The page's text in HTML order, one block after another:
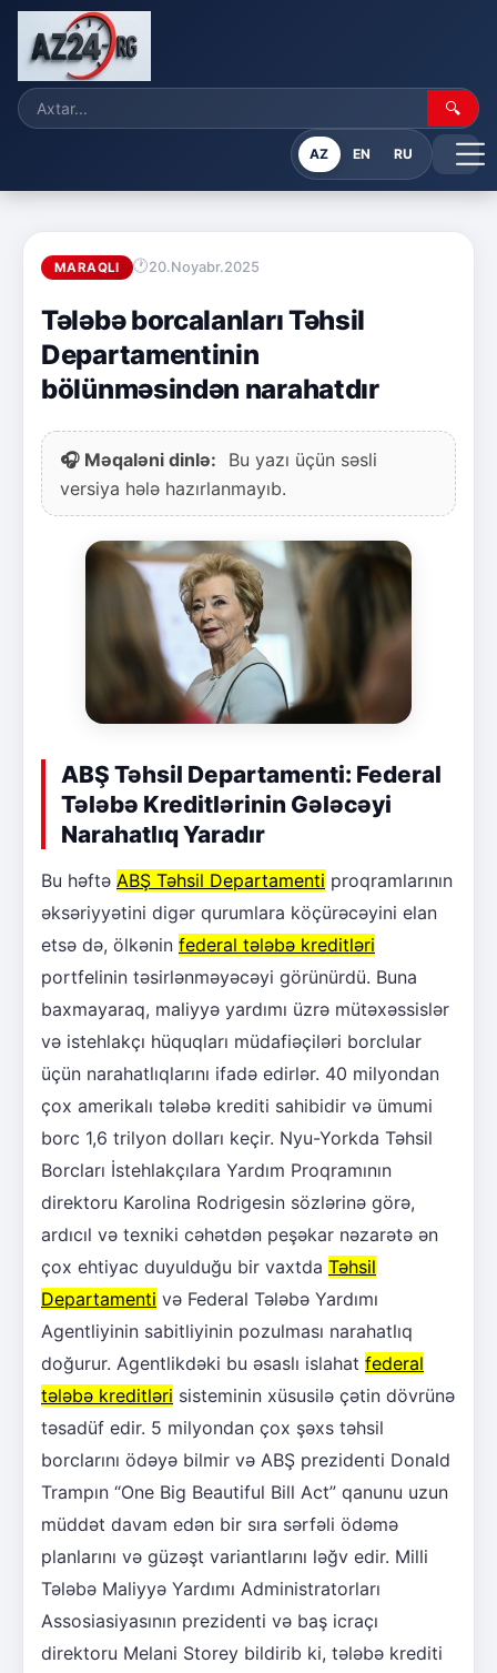
🔍
AZ EN RU
MARAQLI 20.Noyabr.2025
Tələbə borcalanları Təhsil
Departamentinin
bölünməsindən narahatdır
🎧 Məqaləni dinlə:
Bu yazı üçün səsli
versiya hələ hazırlanmayıb.
ABŞ Təhsil Departamenti: Federal
Tələbə Kreditlərinin Gələcəyi
Narahatlıq Yaradır
Bu həftə ABŞ Təhsil Departamenti proqramlarının
əksəriyyətini digər qurumlara köçürəcəyini elan
etsə də, ölkənin federal tələbə kreditləri
portfelinin təsirlənməyəcəyi görünürdü. Buna
baxmayaraq, maliyyə yardımı üzrə mütəxəssislər
və istehlakçı hüquqları müdafiəçiləri borclular
üçün narahatlıqlarını ifadə edirlər. 40 milyondan
çox amerikalı tələbə krediti sahibidir və ümumi
borc 1,6 trilyon dolları keçir. Nyu-Yorkda Təhsil
Borcları İstehlakçılara Yardım Proqramının
direktoru Karolina Rodrigesin sözlərinə görə,
ardıcıl və texniki cəhətdən peşəkar nəzarətə ən
çox ehtiyac duyulduğu bir vaxtda Təhsil
Departamenti və Federal Tələbə Yardımı
Agentliyinin sabitliyinin pozulması narahatlıq
doğurur. Agentlikdəki bu əsaslı islahat federal
tələbə kreditləri sisteminin xüsusilə çətin dövrünə
təsadüf edir. 5 milyondan çox şəxs təhsil
borclarını ödəyə bilmir və ABŞ prezidenti Donald
Trampın “One Big Beautiful Bill Act” qanunu uzun
müddət davam edən bir sıra sərfəli ödəmə
planlarını və güzəşt variantlarını ləğv edir. Milli
Tələbə Maliyyə Yardımı Administratorları
Assosiasiyasının prezidenti və baş icraçı
direktoru Melani Storey bildirib ki, tələbə krediti